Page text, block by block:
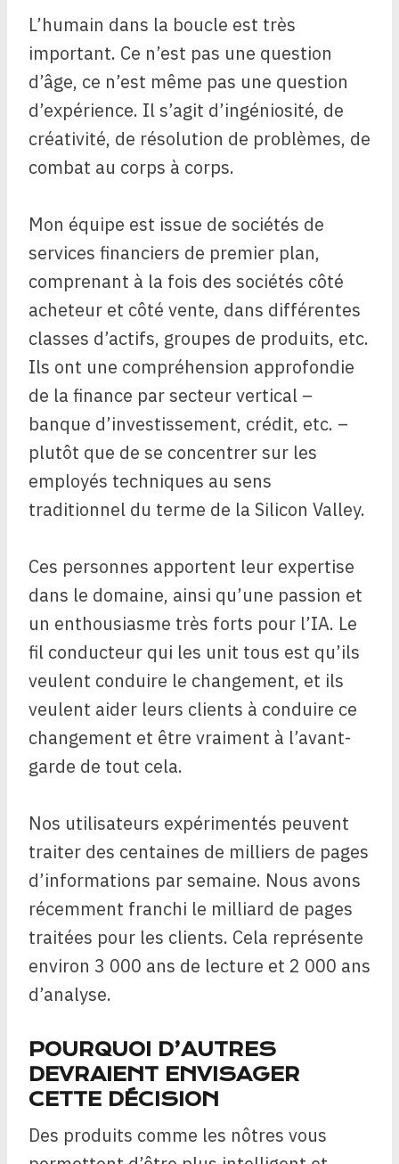
L’humain dans la boucle est très
important. Ce n’est pas une question
d’âge, ce n’est même pas une question
d’expérience. Il s’agit d’ingéniosité, de
créativité, de résolution de problèmes, de
combat au corps à corps.
Mon équipe est issue de sociétés de
services financiers de premier plan,
comprenant à la fois des sociétés côté
acheteur et côté vente, dans différentes
classes d’actifs, groupes de produits, etc.
Ils ont une compréhension approfondie
de la finance par secteur vertical –
banque d’investissement, crédit, etc. –
plutôt que de se concentrer sur les
employés techniques au sens
traditionnel du terme de la Silicon Valley.
Ces personnes apportent leur expertise
dans le domaine, ainsi qu’une passion et
un enthousiasme très forts pour l’IA. Le
fil conducteur qui les unit tous est qu’ils
veulent conduire le changement, et ils
veulent aider leurs clients à conduire ce
changement et être vraiment à l’avant-
garde de tout cela.
Nos utilisateurs expérimentés peuvent
traiter des centaines de milliers de pages
d’informations par semaine. Nous avons
récemment franchi le milliard de pages
traitées pour les clients. Cela représente
environ 3 000 ans de lecture et 2 000 ans
d’analyse.
POURQUOI D’AUTRES
DEVRAIENT ENVISAGER
CETTE DÉCISION
Des produits comme les nôtres vous